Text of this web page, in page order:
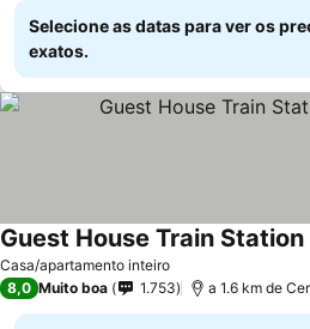
Selecione as datas para ver os
exatos.
Casa/apartamento inteiro
Guest House Train
8,0 Muito boa 1.753 a 1.6 km de